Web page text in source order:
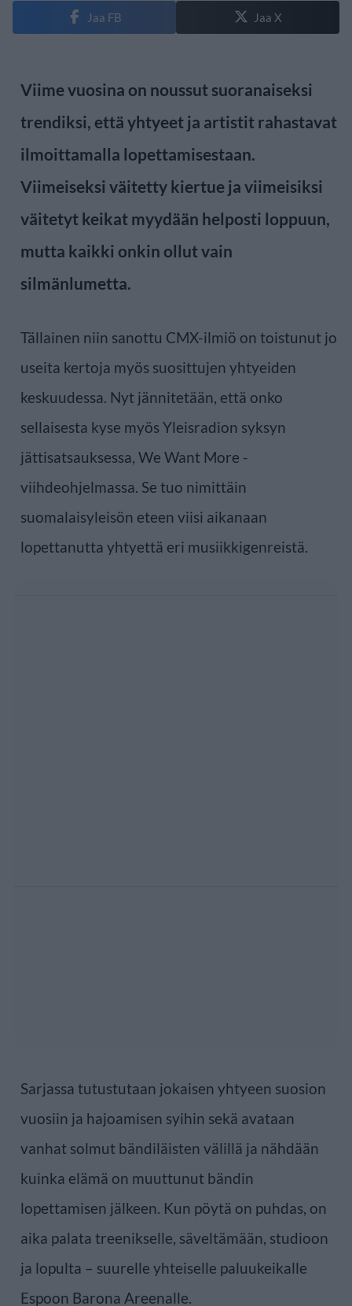
Jaa FB Jaa X
Viime vuosina on noussut suoranaiseksi
trendiksi, että yhtyeet ja artistit rahastavat
ilmoittamalla lopettamisestaan.
Viimeiseksi väitetty kiertue ja viimeisiksi
väitetyt keikat myydään helposti loppuun,
mutta kaikki onkin ollut vain
silmänlumetta.
Tällainen niin sanottu CMX-ilmiö on toistunut jo
useita kertoja myös suosittujen yhtyeiden
keskuudessa. Nyt jännitetään, että onko
sellaisesta kyse myös Yleisradion syksyn
jättisatsauksessa, We Want More -
viihdeohjelmassa. Se tuo nimittäin
suomalaisyleisön eteen viisi aikanaan
lopettanutta yhtyettä eri musiikkigenreistä.
Sarjassa tutustutaan jokaisen yhtyeen suosion
vuosiin ja hajoamisen syihin sekä avataan
vanhat solmut bändiläisten välillä ja nähdään
kuinka elämä on muuttunut bändin
lopettamisen jälkeen. Kun pöytä on puhdas, on
aika palata treenikselle, säveltämään, studioon
ja lopulta – suurelle yhteiselle paluukeikalle
Espoon Barona Areenalle.